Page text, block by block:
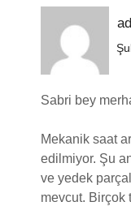
Sabri bey
Mekanik saat
edilmiyor. Şu
ve yedek
mevcut. Birçok